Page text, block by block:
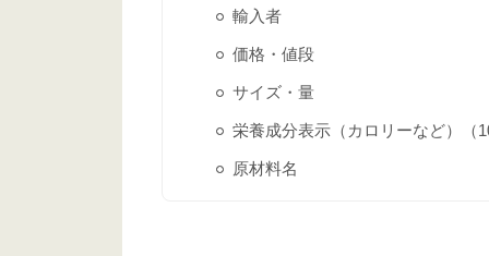
輸入者
価格・値段
サイズ・量
栄養成分表示（カロリーなど）（
原材料名